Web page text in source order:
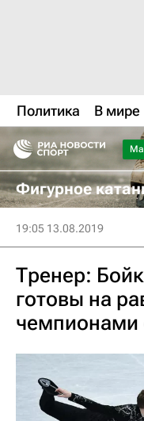
Политика В мире
Фигурное
19:05 13.08.2019
Тренер:
готовы на
чемпионами